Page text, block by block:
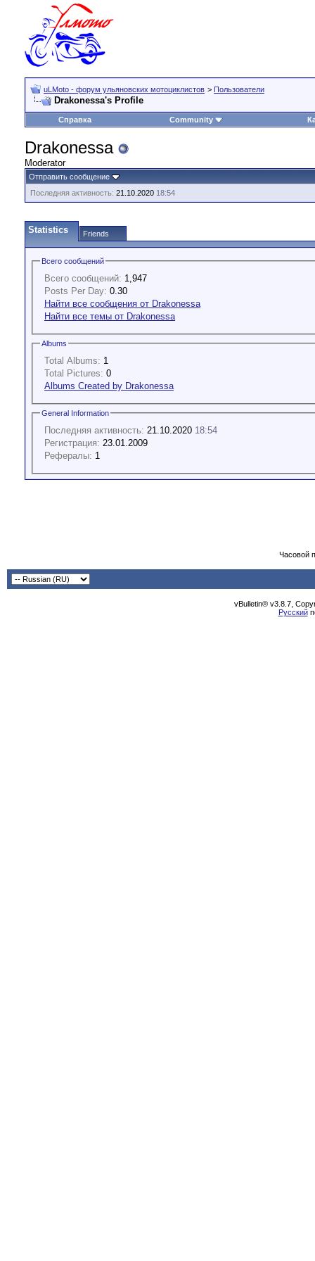
uLMoto - форум ульяновских мотоциклистов > Пользователи
Drakonessa's Profile
Справка Community
Drakonessa
Moderator
Отправить сообщение
Последняя активность: 21.10.2020 18:54
Statistics Friends
Всего сообщений
Всего сообщений: 1,947
Posts Per Day: 0.30
Найти все сообщения от Drakonessa
Найти все темы от Drakonessa
Albums
Total Albums: 1
Total Pictures: 0
Albums Created by Drakonessa
General Information
Последняя активность: 21.10.2020 18:54
Регистрация: 23.01.2009
Рефералы: 1
Часовой
vBulletin® v3.8.7,
Русский